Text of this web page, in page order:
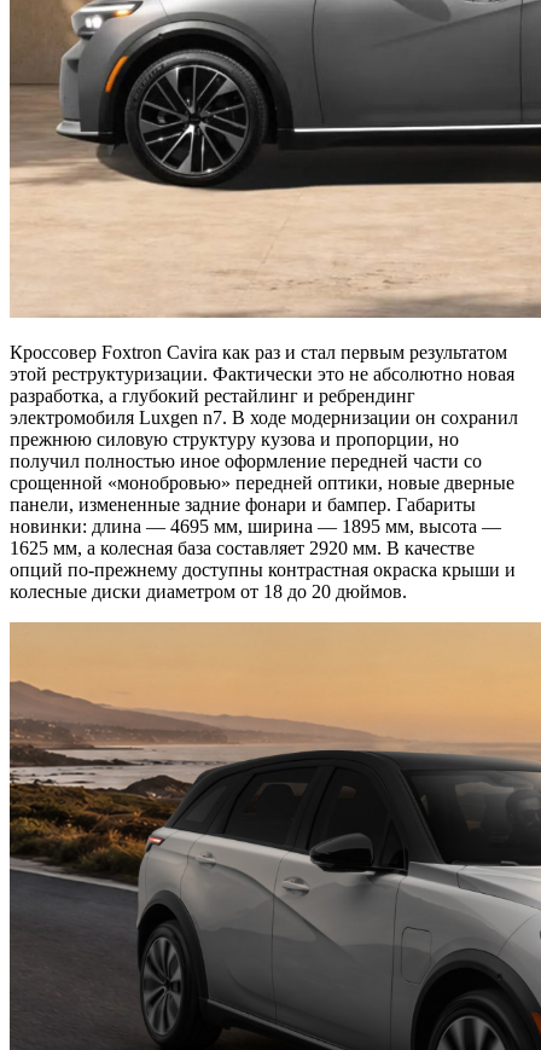
Кроссовер Foxtron Cavira как раз и стал первым результатом
этой реструктуризации. Фактически это не абсолютно новая
разработка, а глубокий рестайлинг и ребрендинг
электромобиля Luxgen n7. В ходе модернизации он сохранил
прежнюю силовую структуру кузова и пропорции, но
получил полностью иное оформление передней части со
срощенной «монобровью» передней оптики, новые дверные
панели, измененные задние фонари и бампер. Габариты
новинки: длина — 4695 мм, ширина — 1895 мм, высота —
1625 мм, а колесная база составляет 2920 мм. В качестве
опций по-прежнему доступны контрастная окраска крыши и
колесные диски диаметром от 18 до 20 дюймов.